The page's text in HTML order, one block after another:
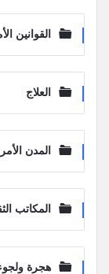
القوانين
العلاج
المدن
المكاتب
هجرة